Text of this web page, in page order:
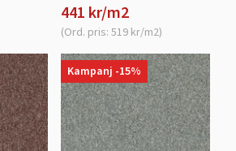
441 kr/m2
(Ord. pris: 519 kr/m2)
Kampanj -15%